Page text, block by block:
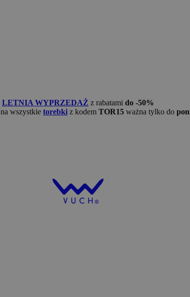
LETNIA WYPRZEDAŻ z rabatami do -50%
na wszystkie torebki z kodem TOR15 ważna tylko do